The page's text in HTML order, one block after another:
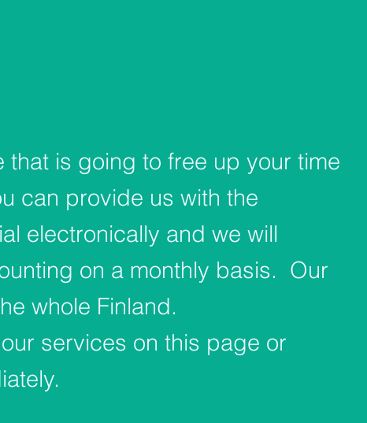
that is going to free up your time
can provide us with the
electronically and we will
on a monthly basis. Our
whole Finland.
services on this page or